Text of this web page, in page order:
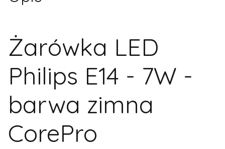
Żarówka LED
Philips E14 - 7W -
barwa zimna
CorePro